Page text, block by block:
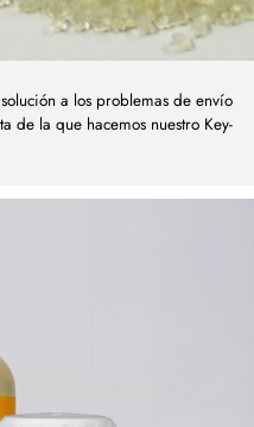
a los problemas de envío
de la que hacemos nuestro Key-